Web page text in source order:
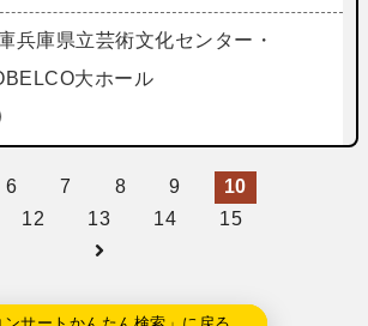
兵庫県立芸術文化センター・
大ホール
6 7 8 9
10
12 13 14 15